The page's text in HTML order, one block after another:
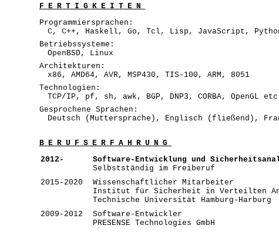
FERTIGKEITEN
Programmiersprachen:
C, C++, Haskell, Go, Tcl, Lisp, JavaScript,
Betriebssysteme:
OpenBSD, Linux
Architekturen:
x86, AMD64, AVR, MSP430, TIS-100, ARM, 8051
Technologien:
TCP/IP, pf, sh, awk, BGP, DNP3, CORBA, OpenGL
Gesprochene Sprachen:
Deutsch (Muttersprache), Englisch (fließend),
BERUFSERFAHRUNG
2012-
Software-Entwicklung und
Selbstständig im Freiberuf
2015-2020
Wissenschaftlicher Mitarbeiter
Institut für Sicherheit in Verteilten
Technische Universität Hamburg-Harburg
2009-2012
Software-Entwickler
PRESENSE Technologies GmbH